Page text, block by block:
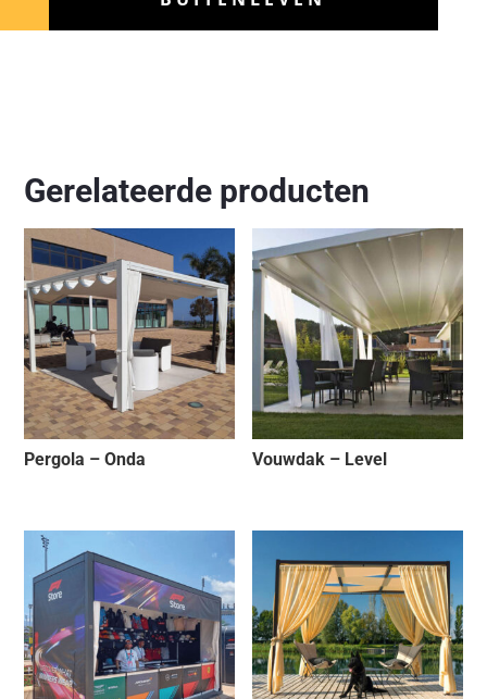
Gerelateerde producten
Pergola – Onda Vouwdak – Level